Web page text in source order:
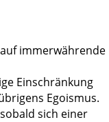
immerwährende
Einschränkung
Egoismus.
sich einer